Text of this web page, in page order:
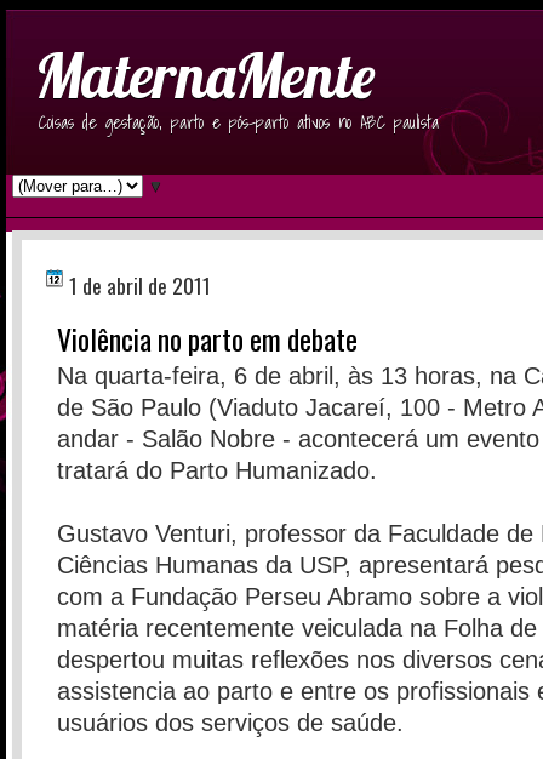
MaternaMente
Coisas de gestação, parto e pós-parto ativos no ABC paulista
▼
1 de abril de 2011
Violência no parto em debate
Na quarta-feira, 6 de abril, às 13 horas, na
de São Paulo (Viaduto Jacareí, 100 - Metro
andar - Salão Nobre - acontecerá um
tratará do Parto Humanizado.
Gustavo Venturi, professor da Faculdade
Ciências Humanas da USP, apresentará
com a Fundação Perseu Abramo sobre a
matéria recentemente veiculada na Folha de
despertou muitas reflexões nos diversos
assistencia ao parto e entre os profissionais
usuários dos serviços de saúde.